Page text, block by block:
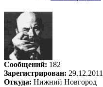
Сообщений: 182
Зарегистрирован: 29.12.2011
Откуда: Нижний Новгород